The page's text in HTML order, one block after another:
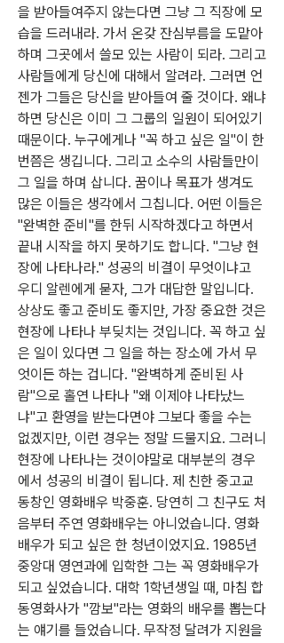
을 받아들여주지 않는다면 그냥 그 직장에 모
습을 드러내라. 가서 온갖 잔심부름을 도맡아
하며 그곳에서 쓸모 있는 사람이 되라. 그리고
사람들에게 당신에 대해서 알려라. 그러면 언
젠가 그들은 당신을 받아들여 줄 것이다. 왜냐
하면 당신은 이미 그 그룹의 일원이 되어있기
때문이다. 누구에게나 "꼭 하고 싶은 일"이 한
번쯤은 생깁니다. 그리고 소수의 사람들만이
그 일을 하며 삽니다. 꿈이나 목표가 생겨도
많은 이들은 생각에서 그칩니다. 어떤 이들은
"완벽한 준비"를 한뒤 시작하겠다고 하면서
끝내 시작을 하지 못하기도 합니다. "그냥 현
장에 나타나라." 성공의 비결이 무엇이냐고
우디 알렌에게 묻자, 그가 대답한 말입니다.
상상도 좋고 준비도 좋지만, 가장 중요한 것은
현장에 나타나 부딪치는 것입니다. 꼭 하고 싶
은 일이 있다면 그 일을 하는 장소에 가서 무
엇이든 하는 겁니다. "완벽하게 준비된 사
람"으로 홀연 나타나 "왜 이제야 나타났느
냐"고 환영을 받는다면야 그보다 좋을 수는
없겠지만, 이런 경우는 정말 드물지요. 그러니
현장에 나타나는 것이야말로 대부분의 경우
에서 성공의 비결이 됩니다. 제 친한 중고교
동창인 영화배우 박중훈. 당연히 그 친구도 처
음부터 주연 영화배우는 아니었습니다. 영화
배우가 되고 싶은 한 청년이었지요. 1985년
중앙대 영연과에 입학한 그는 꼭 영화배우가
되고 싶었습니다. 대학 1학년생일 때, 마침 합
동영화사가 "깜보"라는 영화의 배우를 뽑는다
는 얘기를 들었습니다. 무작정 달려가 지원을